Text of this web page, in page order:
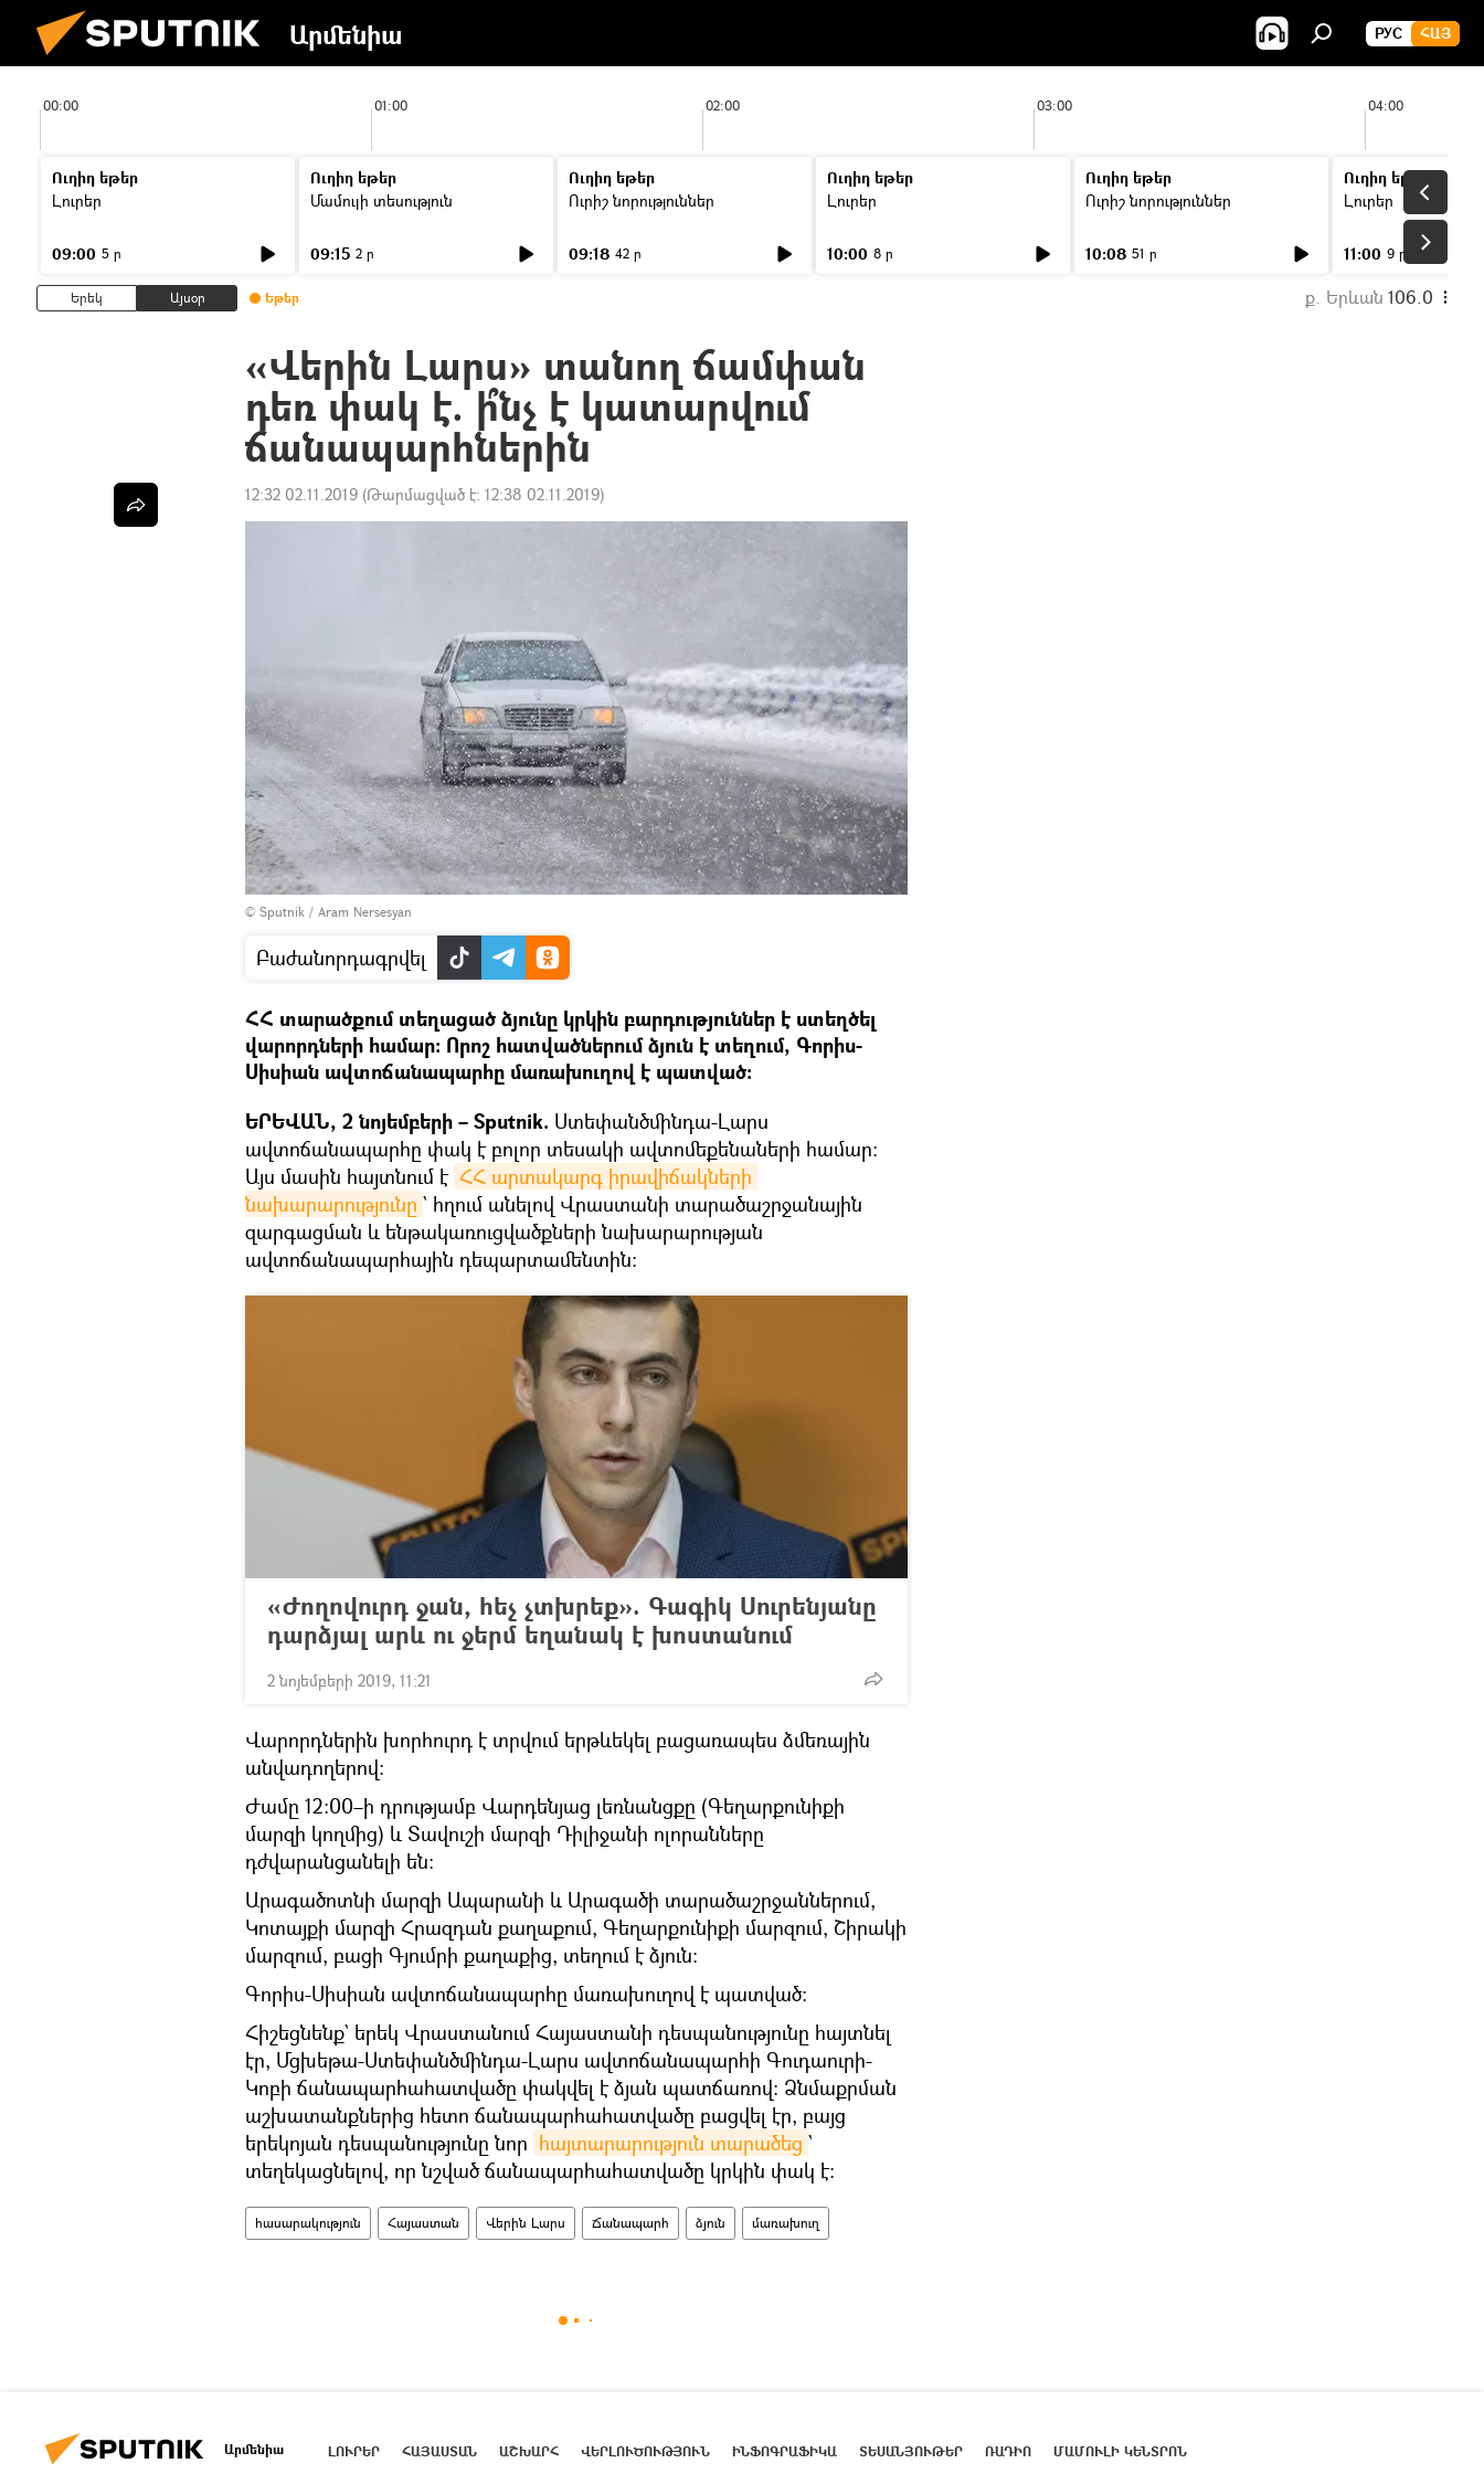
Արմենիա РУС ՀԱՅ
00:00 01:00 02:00 03:00 04:00
Ուղիղ եթեր
Լուրեր
09:00 5 ր
Ուղիղ եթեր
Մամուլի տեսություն
09:15 2 ր
Ուղիղ եթեր
Ուրիշ նորություններ
09:18 42 ր
Ուղիղ եթեր
Լուրեր
10:00 8 ր
Ուղիղ եթեր
Ուրիշ նորություններ
10:08 51 ր
Ուղիղ եթեր
Լուրեր
11:00 9 ր
Երեկ Այսօր Եթեր ք. Երևան 106.0
«Վերին Լարս» տանող ճամփան
դեռ փակ է. ի՞նչ է կատարվում
ճանապարհներին
12:32 02.11.2019 (Թարմացված է: 12:38 02.11.2019)
© Sputnik / Aram Nersesyan
Բաժանորդագրվել
ՀՀ տարածքում տեղացած ձյունը կրկին բարդություններ է ստեղծել
վարորդների համար։ Որոշ հատվածներում ձյուն է տեղում, Գորիս-
Սիսիան ավտոճանապարհը մառախուղով է պատված։
ԵՐԵՎԱՆ, 2 նոյեմբերի – Sputnik. Ստեփանծմինդա-Լարս
ավտոճանապարհը փակ է բոլոր տեսակի ավտոմեքենաների համար:
Այս մասին հայտնում է ՀՀ արտակարգ իրավիճակների
նախարարությունը ` հղում անելով Վրաստանի տարածաշրջանային
զարգացման և ենթակառուցվածքների նախարարության
ավտոճանապարհային դեպարտամենտին։
«Ժողովուրդ ջան, հեչ չտխրեք». Գագիկ Սուրենյանը
դարձյալ արև ու ջերմ եղանակ է խոստանում
2 նոյեմբերի 2019, 11:21
Վարորդներին խորհուրդ է տրվում երթևեկել բացառապես ձմեռային
անվադողերով։
Ժամը 12:00–ի դրությամբ Վարդենյաց լեռնանցքը (Գեղարքունիքի
մարզի կողմից) և Տավուշի մարզի Դիլիջանի ոլորանները
դժվարանցանելի են:
Արագածոտնի մարզի Ապարանի և Արագածի տարածաշրջաններում,
Կոտայքի մարզի Հրազդան քաղաքում, Գեղարքունիքի մարզում, Շիրակի
մարզում, բացի Գյումրի քաղաքից, տեղում է ձյուն:
Գորիս-Սիսիան ավտոճանապարհը մառախուղով է պատված:
Հիշեցնենք` երեկ Վրաստանում Հայաստանի դեսպանությունը հայտնել
էր, Մցխեթա-Ստեփանծմինդա-Լարս ավտոճանապարհի Գուդաուրի-
Կոբի ճանապարհահատվածը փակվել է ձյան պատճառով։ Ձնմաքրման
աշխատանքներից հետո ճանապարհահատվածը բացվել էր, բայց
երեկոյան դեսպանությունը նոր հայտարարություն տարածեց `
տեղեկացնելով, որ նշված ճանապարհահատվածը կրկին փակ է։
հասարակություն Հայաստան Վերին Լարս Ճանապարհ ձյուն մառախուղ
Արմենիա ԼՈՒՐԵՐ ՀԱՅԱՍՏԱՆ ԱՇԽԱՐՀ ՎԵՐԼՈՒԾՈՒԹՅՈՒՆ ԻՆՖՈԳՐԱՖԻԿԱ ՏԵՍԱՆՅՈՒԹԵՐ ՌԱԴԻՈ ՄԱՄՈՒԼԻ ԿԵՆՏՐՈՆ